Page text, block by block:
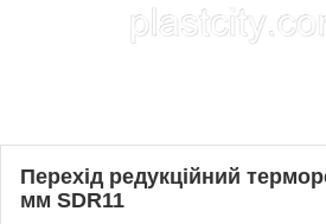
Перехід редукційний
мм SDR11